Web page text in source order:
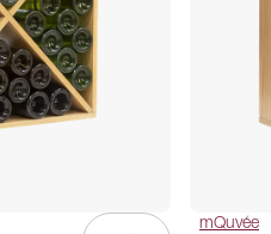
mQuvée